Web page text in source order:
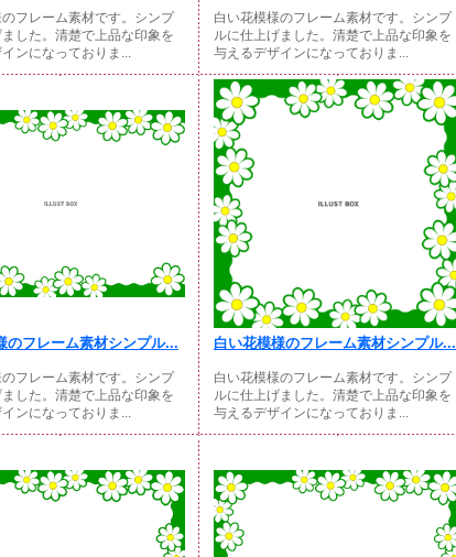
フレーム素材です。シンプ
した。清楚で上品な印象を
ンになっておりま...
白い花模様のフレーム素材です。シンプ
ルに仕上げました。清楚で上品な印象を
与えるデザインになっておりま...
のフレーム素材シンプル...
フレーム素材です。シンプ
した。清楚で上品な印象を
ンになっておりま...
白い花模様のフレーム素材シンプル...
白い花模様のフレーム素材です。シンプ
ルに仕上げました。清楚で上品な印象を
与えるデザインになっておりま...